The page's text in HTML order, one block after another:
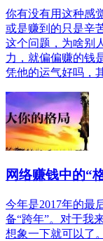
你有没有用这种感
或是赚到的只是辛
这个问题，为啥别
力，就偏偏赚的钱
凭他的运气好吗，
网络赚钱中的“
今年是2017年的最
备“跨年”。对于我
想象一下就可以了